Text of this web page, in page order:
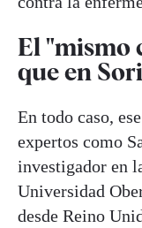
El "mismo
que en
En todo caso,
expertos como
investigador en
Universidad
desde Reino